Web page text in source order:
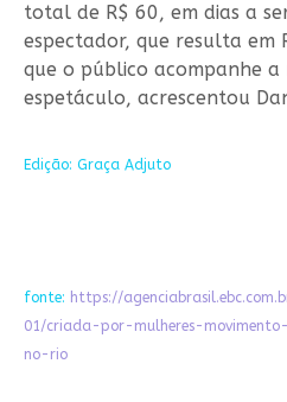
total de R$ 60, em dias a
espectador, que resulta em
que o público acompanhe
espetáculo, acrescentou
Edição: Graça Adjuto
fonte: https://
01/criada-por-mulheres-
no-rio